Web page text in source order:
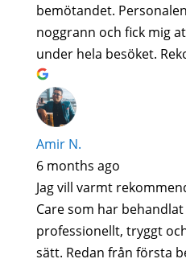
bemötandet.
noggrann och fick mig
under hela besöket.
Amir N.
6 months ago
Jag vill varmt
Care som har
professionellt, tryggt
sätt. Redan från första